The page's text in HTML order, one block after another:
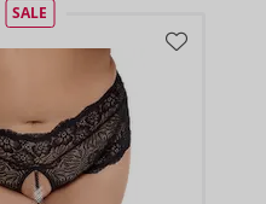
SALE